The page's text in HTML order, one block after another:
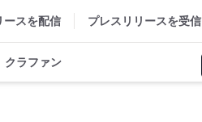
ースを配信 プレスリリースを受信
クラファン